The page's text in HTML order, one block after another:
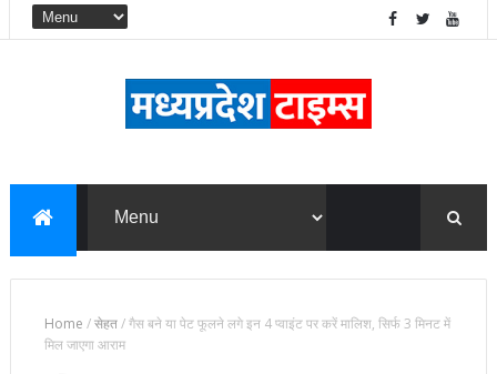
Home /सेहत/गैस बने या पेट फूलने लगे इन 4 प्वाइंट पर करें मालिश, सिर्फ 3 मिनट में
मिल जाएगा आराम